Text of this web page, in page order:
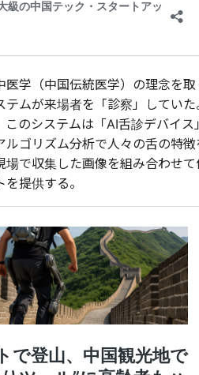
医学（中国伝統医学）の理念を取
テムが来場者を「診察」していた
このシステムは「AI舌診デバイス
ルゴリズム分析で人々の舌の特徴
場で収集した画像を組み合わせて
提供する。